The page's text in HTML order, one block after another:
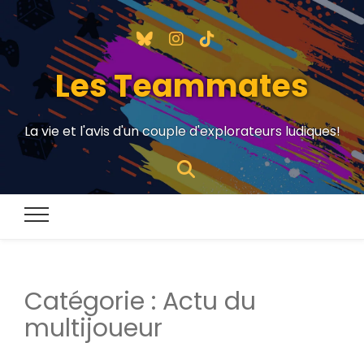
Les Teammates
La vie et l'avis d'un couple d'explorateurs ludiques!
Catégorie : Actu du
multijoueur